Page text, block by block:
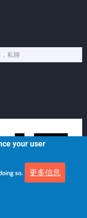
私聊
your user
so. 更多信息